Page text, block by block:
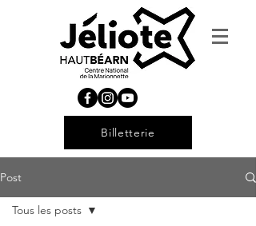
Billetterie
Post
Tous les posts